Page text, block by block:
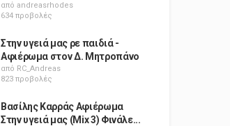
από andreasrhodes
634 προβολές
Στην υγειά μας ρε παιδιά -
Αφιέρωμα στον Δ. Μητροπάνο
από RC_Andreas
823 προβολές
Βασίλης Καρράς Αφιέρωμα
Στην υγειά μας (Mix 3) Φινάλε...